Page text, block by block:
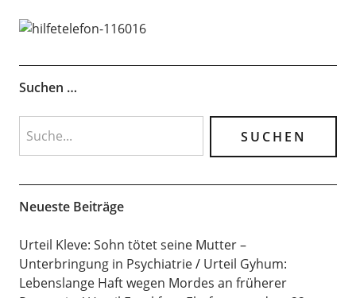
Suchen …
Neueste Beiträge
Urteil Kleve: Sohn tötet seine Mutter –
Unterbringung in Psychiatrie
Urteil Gyhum:
Lebenslange Haft wegen Mordes an früherer